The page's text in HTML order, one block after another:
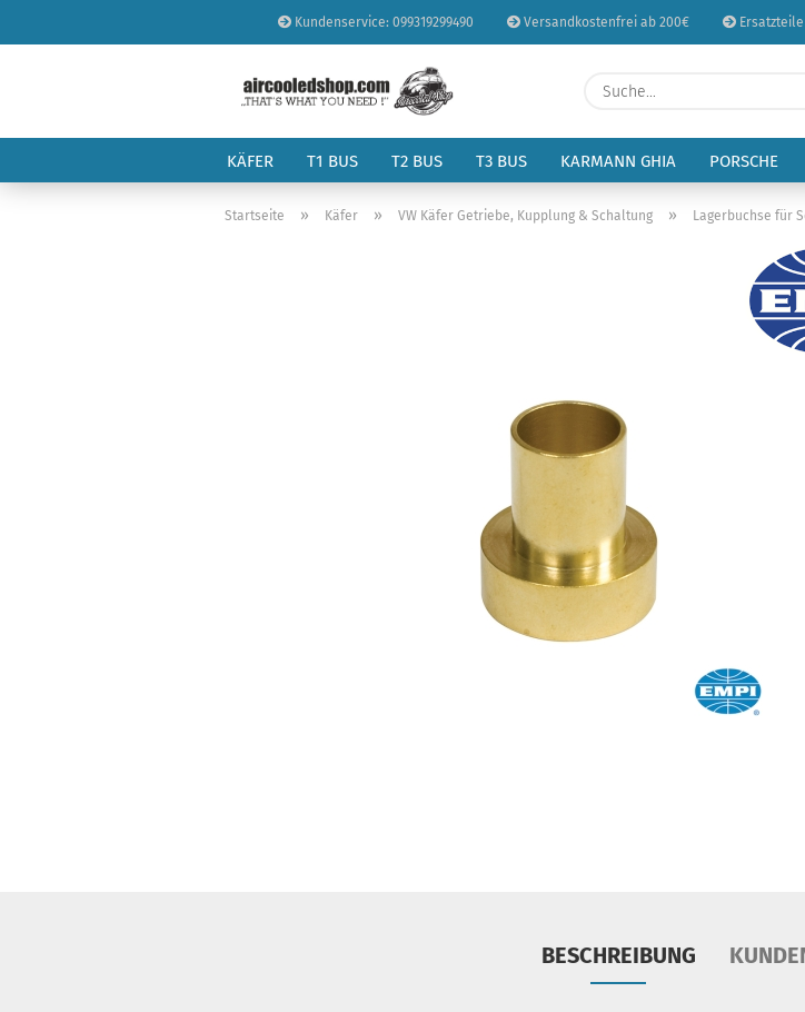
Kundenservice: 099319299490 Versandkostenfrei ab 200€ Ersatzteile
KÄFER T1 BUS T2 BUS T3 BUS KARMANN GHIA PORSCHE
Startseite » Käfer » VW Käfer Getriebe, Kupplung & Schaltung » Lagerbuchse für
BESCHREIBUNG